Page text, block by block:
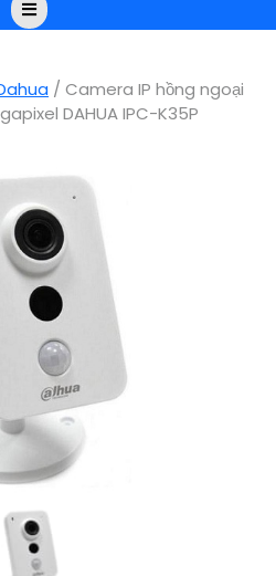
Open
/ Camera IP hồng ngoại
DAHUA IPC-K35P